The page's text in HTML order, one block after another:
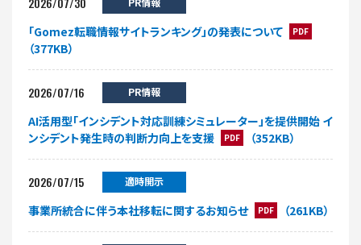
「Gomez転職情報サイトランキング」の発表について PDF
（377KB）
2026/07/16 PR情報
AI活用型「インシデント対応訓練シミュレーター」を提供開始 イ
ンシデント発生時の判断力向上を支援
PDF （352KB）
2026/07/15 適時開示
事業所統合に伴う本社移転に関するお知らせ PDF （261KB）